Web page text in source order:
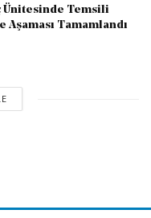
Ünitesinde Temsili
Aşaması Tamamlandı